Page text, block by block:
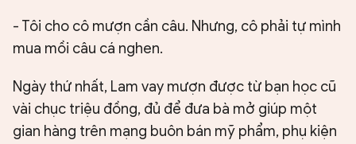
- Tôi cho cô mượn cần câu. Nhưng, cô phải tự mình
mua mồi câu cá nghen.
Ngày thứ nhất, Lam vay mượn được từ bạn học cũ
vài chục triệu đồng, đủ để đưa bà mở giúp một
gian hàng trên mạng buôn bán mỹ phẩm, phụ kiện